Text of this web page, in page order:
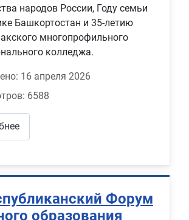
народов России, Году семьи
Башкортостан и 35‑летию
многопрофильного
колледжа.
16 апреля 2026
6588
Форум
образования